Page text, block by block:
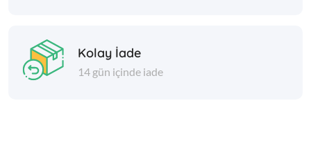
Kolay İade
14 gün içinde iade